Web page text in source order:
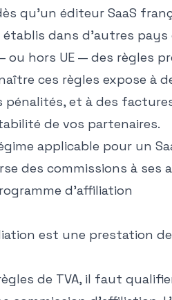
qu'un éditeur SaaS
établis dans d'autres pays
ou hors UE — des règles
ces règles expose à
pénalités, et à des
de vos partenaires.
applicable pour un
des commissions à ses
d'affiliation
est une prestation de
de TVA, il faut